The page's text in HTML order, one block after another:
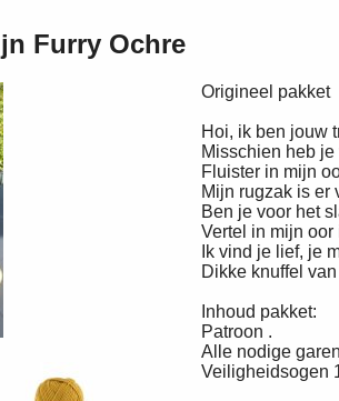
Furry Ochre
Origineel pakket
Hoi, ik ben jouw
Misschien heb
Fluister in mijn
Mijn rugzak is er
Ben je voor het
Vertel in mijn
Ik vind je lief, je
Dikke knuffel
Inhoud pakket:
Patroon .
Alle nodige
Veiligheidsogen